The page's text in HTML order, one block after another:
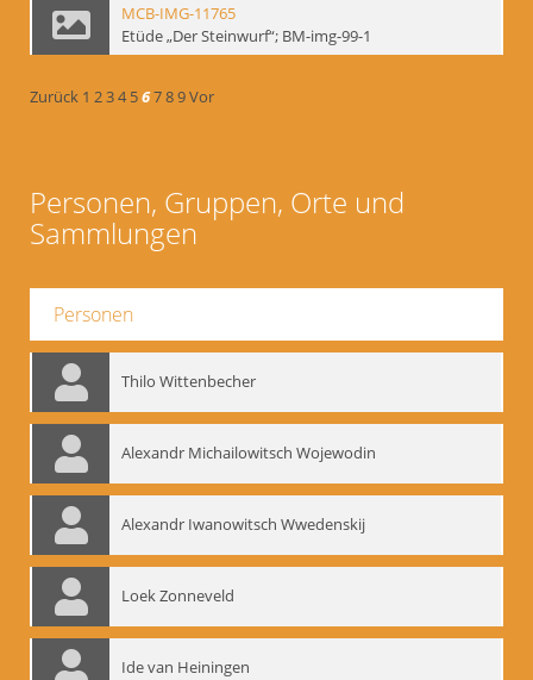
MCB-IMG-11765
Etüde „Der Steinwurf“; BM-img-99-1
Zurück 1 234 56789Vor
Personen, Gruppen, Orte und
Sammlungen
Personen
Thilo Wittenbecher
Alexandr Michailowitsch Wojewodin
Alexandr Iwanowitsch Wwedenskij
Loek Zonneveld
Ide van Heiningen